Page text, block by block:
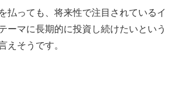
払っても、将来性で注目されているイ
ーマに長期的に投資し続けたいという
えそうです。